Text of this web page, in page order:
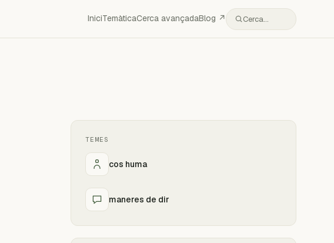
IniciTemàticaCerca avançadaBlog ↗ Cerca…
TEMES
cos huma
maneres de dir